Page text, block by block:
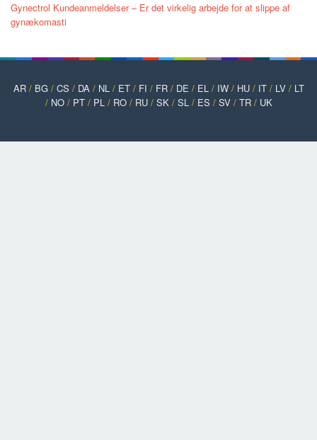
Gynectrol Kundeanmeldelser – Er det virkelig arbejde for at slippe af
gynækomasti
AR/ BG/ CS / DA/ NL/ ET/ FI / FR/ DE / EL/ IW/ HU/ IT/ LV/ LT
/ NO/ PT/ PL/ RO/ RU/ SK/ SL/ ES / SV/ TR/ UK